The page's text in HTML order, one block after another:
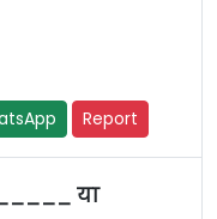
Report
या